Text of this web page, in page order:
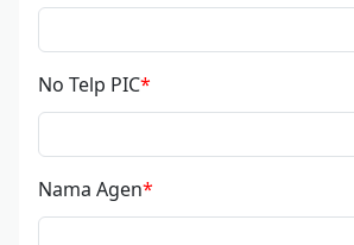
No Telp PIC
Nama Agen